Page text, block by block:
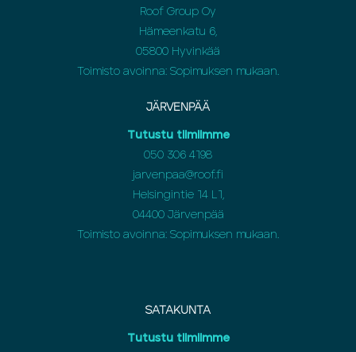
Roof Group Oy
Hämeenkatu 6,
05800 Hyvinkää
Toimisto avoinna: Sopimuksen mukaan.
JÄRVENPÄÄ
Tutustu tiimiimme
050 306 4198
jarvenpaa@roof.fi
Helsingintie 14 L1,
04400 Järvenpää
Toimisto avoinna: Sopimuksen mukaan.
SATAKUNTA
Tutustu tiimiimme